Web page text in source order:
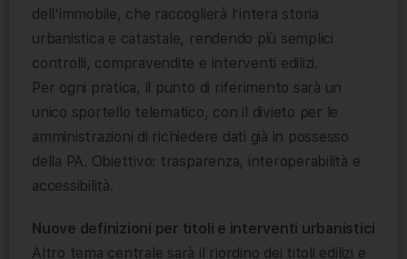
dell’immobile, che raccoglierà l’intera storia
urbanistica e catastale, rendendo più semplici
controlli, compravendite e interventi edilizi.
Per ogni pratica, il punto di riferimento sarà un
unico sportello telematico, con il divieto per le
amministrazioni di richiedere dati già in possesso
della PA. Obiettivo: trasparenza, interoperabilità e
accessibilità.
Nuove definizioni per titoli e interventi urbanistici
Altro tema centrale sarà il riordino dei titoli edilizi e